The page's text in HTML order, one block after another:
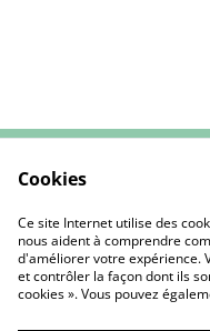
Mentions
Cookies
Ce site Internet utilise des
nous aident à comprendre
d'améliorer votre expérience.
et contrôler la façon dont ils
cookies ». Vous pouvez